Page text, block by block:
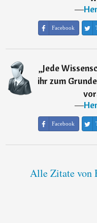
―
Facebook
„Jede
ihr zum
―
Facebook
Alle Zitate von